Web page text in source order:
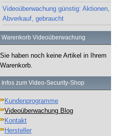
Videoüberwachung günstig: Aktionen,
Abverkauf, gebraucht
Warenkorb Videoüberwachung
Sie haben noch keine Artikel in Ihrem
Warenkorb.
Infos zum Video-Security-Shop
Kundenprogramme
Videoüberwachung Blog
Kontakt
Hersteller